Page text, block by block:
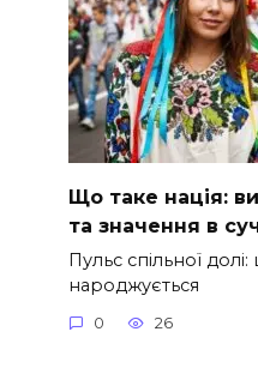
Що таке нація:
та значення в
Пульс спільної
народжується
0 26